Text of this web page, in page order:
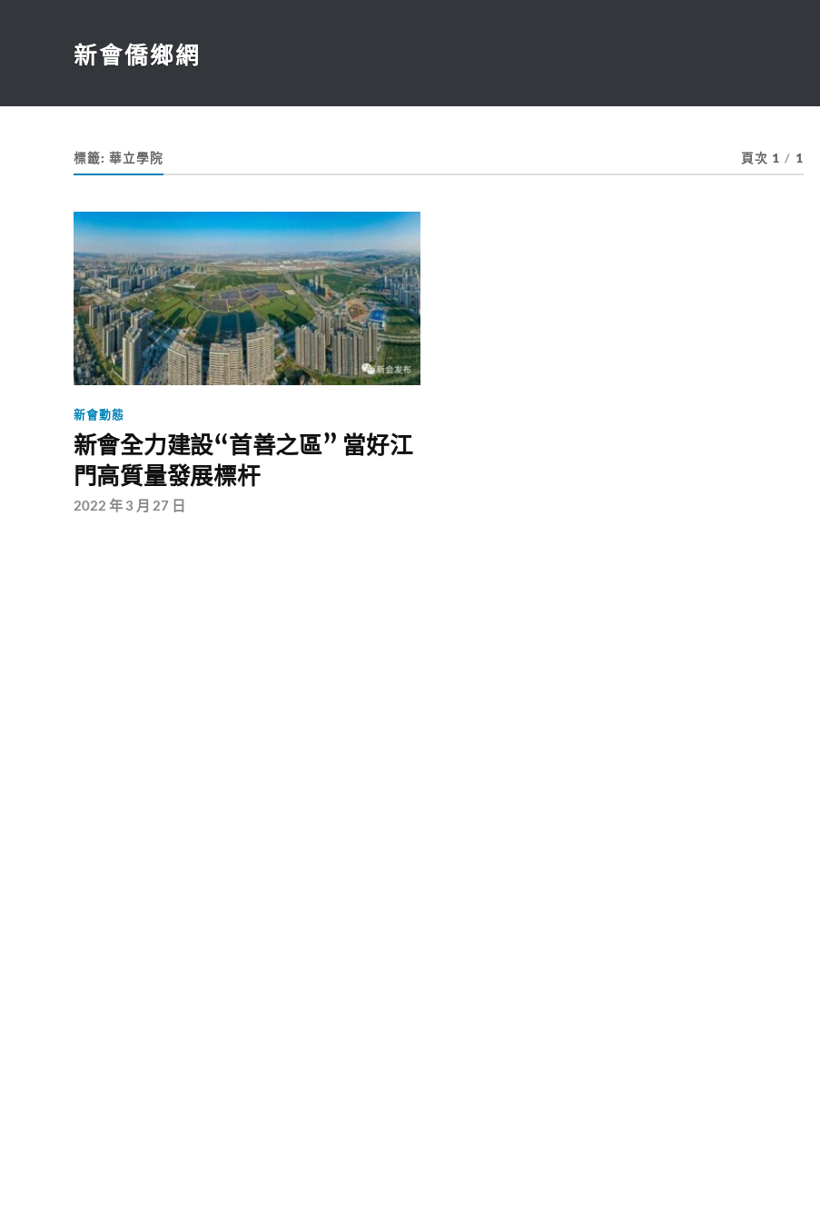
新會僑鄉網
標籤: 華立學院 頁次 1 / 1
新會動態
新會全力建設“首善之區” 當好江
門高質量發展標杆
2022 年 3 月 27 日